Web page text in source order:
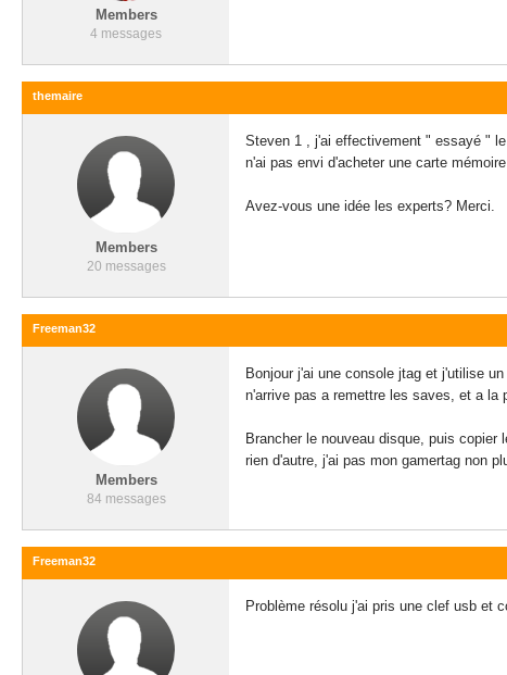
Members
4 messages
themaire
Members
20 messages
Steven 1 , j'ai effectivement " essayé "
n'ai pas envi d'acheter une carte
Avez-vous une idée les experts? Merci.
Freeman32
Members
84 messages
Bonjour j'ai une console jtag et j'utilise
n'arrive pas a remettre les saves, et a la
Brancher le nouveau disque, puis copier
rien d'autre, j'ai pas mon gamertag non
Freeman32
Problème résolu j'ai pris une clef usb et